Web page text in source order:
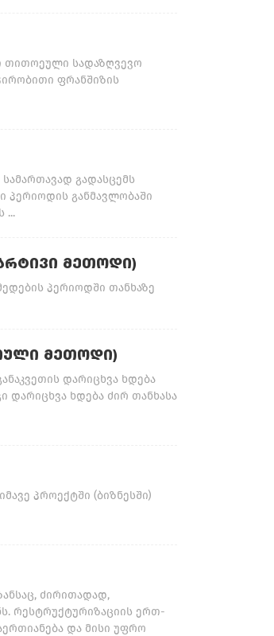
თითოეული სადაზღვევო
ფრანშიზის
გადასცემს
პერიოდის განმავლობაში
...
ᲛᲔᲗᲝᲓᲘ)
პერიოდში თანხაზე
ᲛᲔᲗᲝᲓᲘ)
დარიცხვა ხდება
დარიცხვა ხდება ძირ თანხასა
პროექტში (ბიზნესში)
ძირითადად,
რესტრუქტურიზაციის ერთ­-
და მისი უფრო